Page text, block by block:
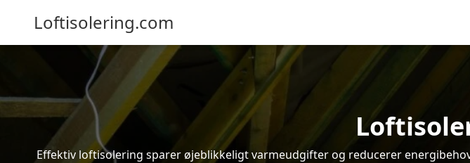
Loftisolering.com
Effektiv loftisolering sparer øjeblikkeligt varmeudgifter og reducerer